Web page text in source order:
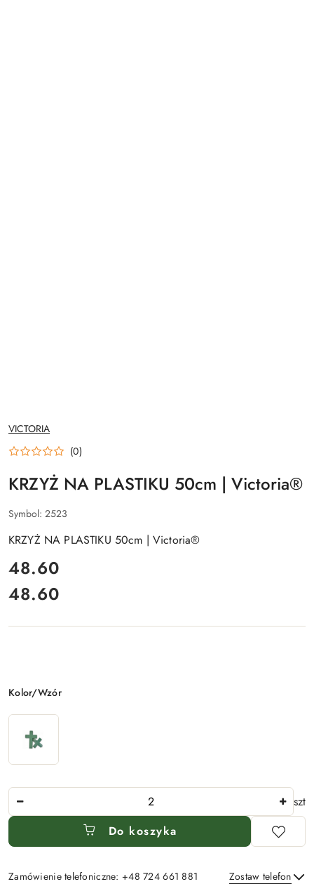
NAZWA
PRODUCENTA:
VICTORIA
(0)
KRZYŻ NA PLASTIKU 50cm | Victoria®
Symbol: 2523
KRZYŻ NA PLASTIKU 50cm | Victoria®
cena:
48.60
Cena:
48.60
Wariant
Kolor/Wzór
szt
Do koszyka
Zamówienie telefoniczne: +48 724 661 881 Zostaw telefon